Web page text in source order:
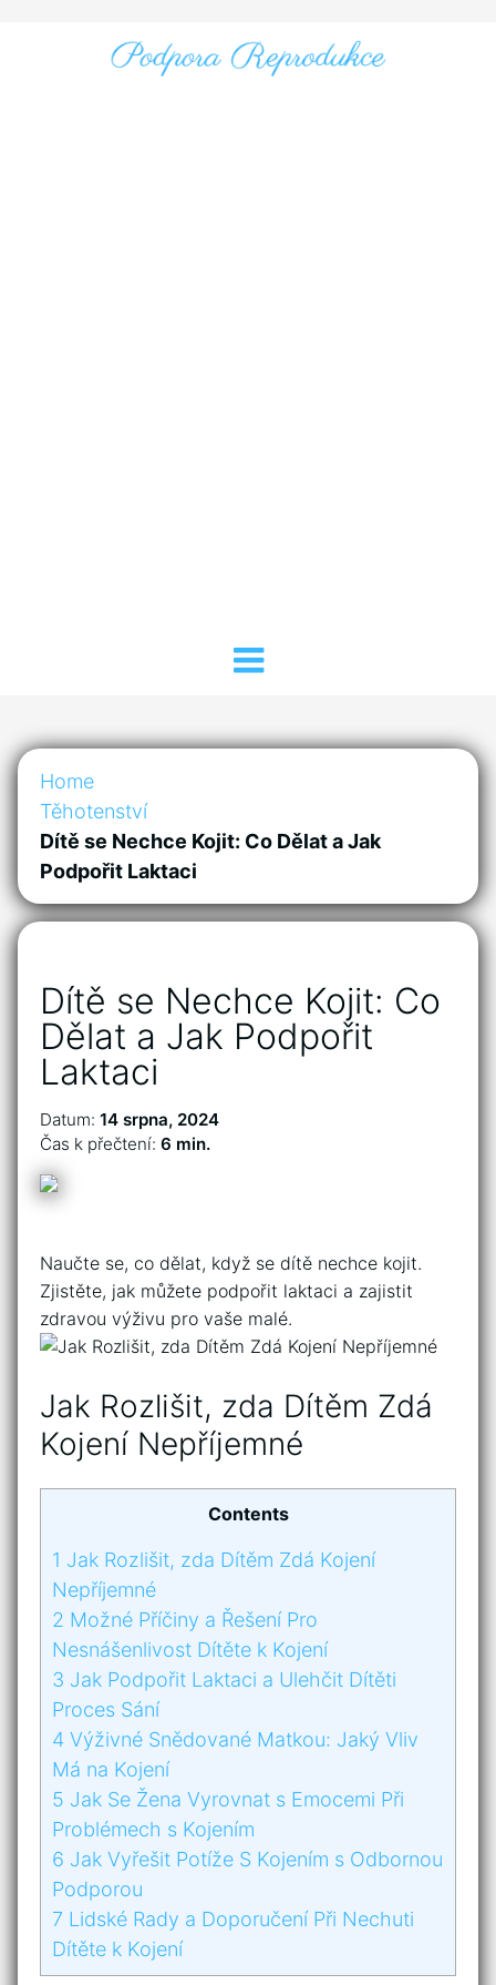
Home
Těhotenství
Dítě se Nechce Kojit: Co Dělat a Jak
Podpořit Laktaci
Dítě se Nechce Kojit: Co
Dělat a Jak Podpořit
Laktaci
Datum: 14 srpna, 2024
Čas k přečtení: 6 min.
Naučte se, ‍co dělat, když se dítě nechce kojit.
Zjistěte, jak můžete‌ podpořit laktaci ​a zajistit
⁣zdravou⁤ výživu pro vaše malé.
Jak Rozlišit, zda Dítěm Zdá
Kojení Nepříjemné
Contents
1 Jak Rozlišit, zda Dítěm Zdá Kojení
Nepříjemné
2 Možné Příčiny a Řešení Pro
Nesnášenlivost Dítěte k Kojení
3 Jak Podpořit⁢ Laktaci a Ulehčit Dítěti
Proces Sání
4 Výživné Snědované Matkou: Jaký Vliv
‍Má na Kojení
5 Jak Se Žena Vyrovnat s Emocemi Při
Problémech s ‌Kojením
6 Jak Vyřešit ‍Potíže⁣ S Kojením s Odbornou
Podporou
7 Lidské Rady​ a Doporučení Při​ Nechuti
Dítěte k ​Kojení